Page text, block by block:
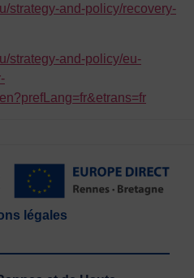
strategy-and-policy/recovery-
strategy-and-policy/eu-
légales